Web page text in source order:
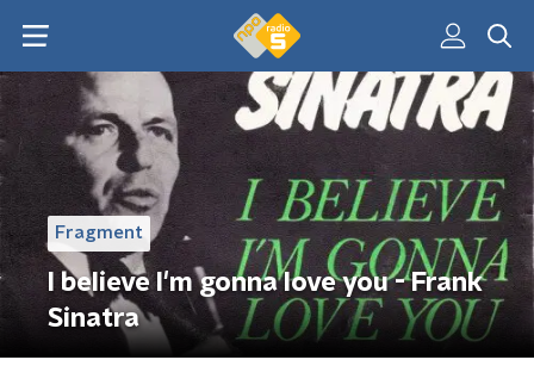
Fragment
I believe I'm gonna love you - Frank
Sinatra